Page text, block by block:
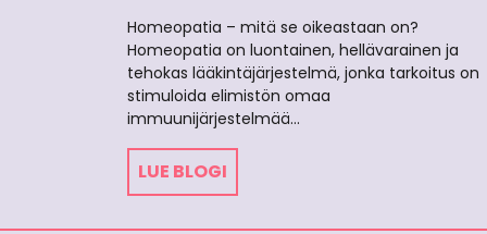
Homeopatia – mitä se oikeastaan on?
Homeopatia on luontainen, hellävarainen ja
tehokas lääkintäjärjestelmä, jonka tarkoitus on
stimuloida elimistön omaa
immuunijärjestelmää…
LUE BLOGI